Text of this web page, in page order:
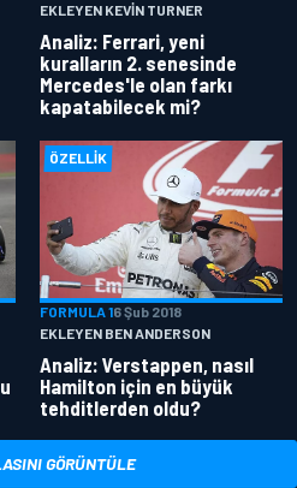
EKLEYEN KEVIN TURNER
Analiz: Ferrari, yeni
kuralların 2. senesinde
Mercedes'le olan farkı
kapatabilecek mi?
ÖZELLIK
FORMULA 16 Şub 2018
EKLEYEN BEN ANDERSON
Analiz: Verstappen, nasıl
Hamilton için en büyük
tehditlerden oldu?
GÖRÜNTÜLE